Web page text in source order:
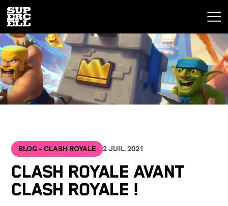
BLOG – CLASH ROYALE 2 JUIL. 2021
Clash Royale avant
Clash Royale !